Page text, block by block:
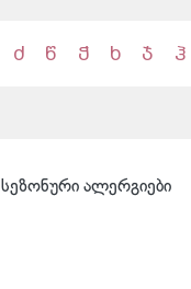
ძ წ ჭ ხ ჯ ჰ
სეზონური ალერგიები